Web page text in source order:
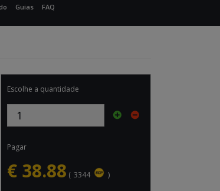
Guias FAQ
Escolhe a quantidade
Pagar
€ 38.88 ( 3344 )